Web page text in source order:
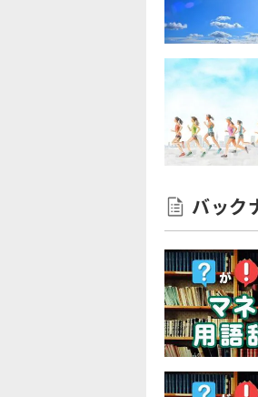
バック